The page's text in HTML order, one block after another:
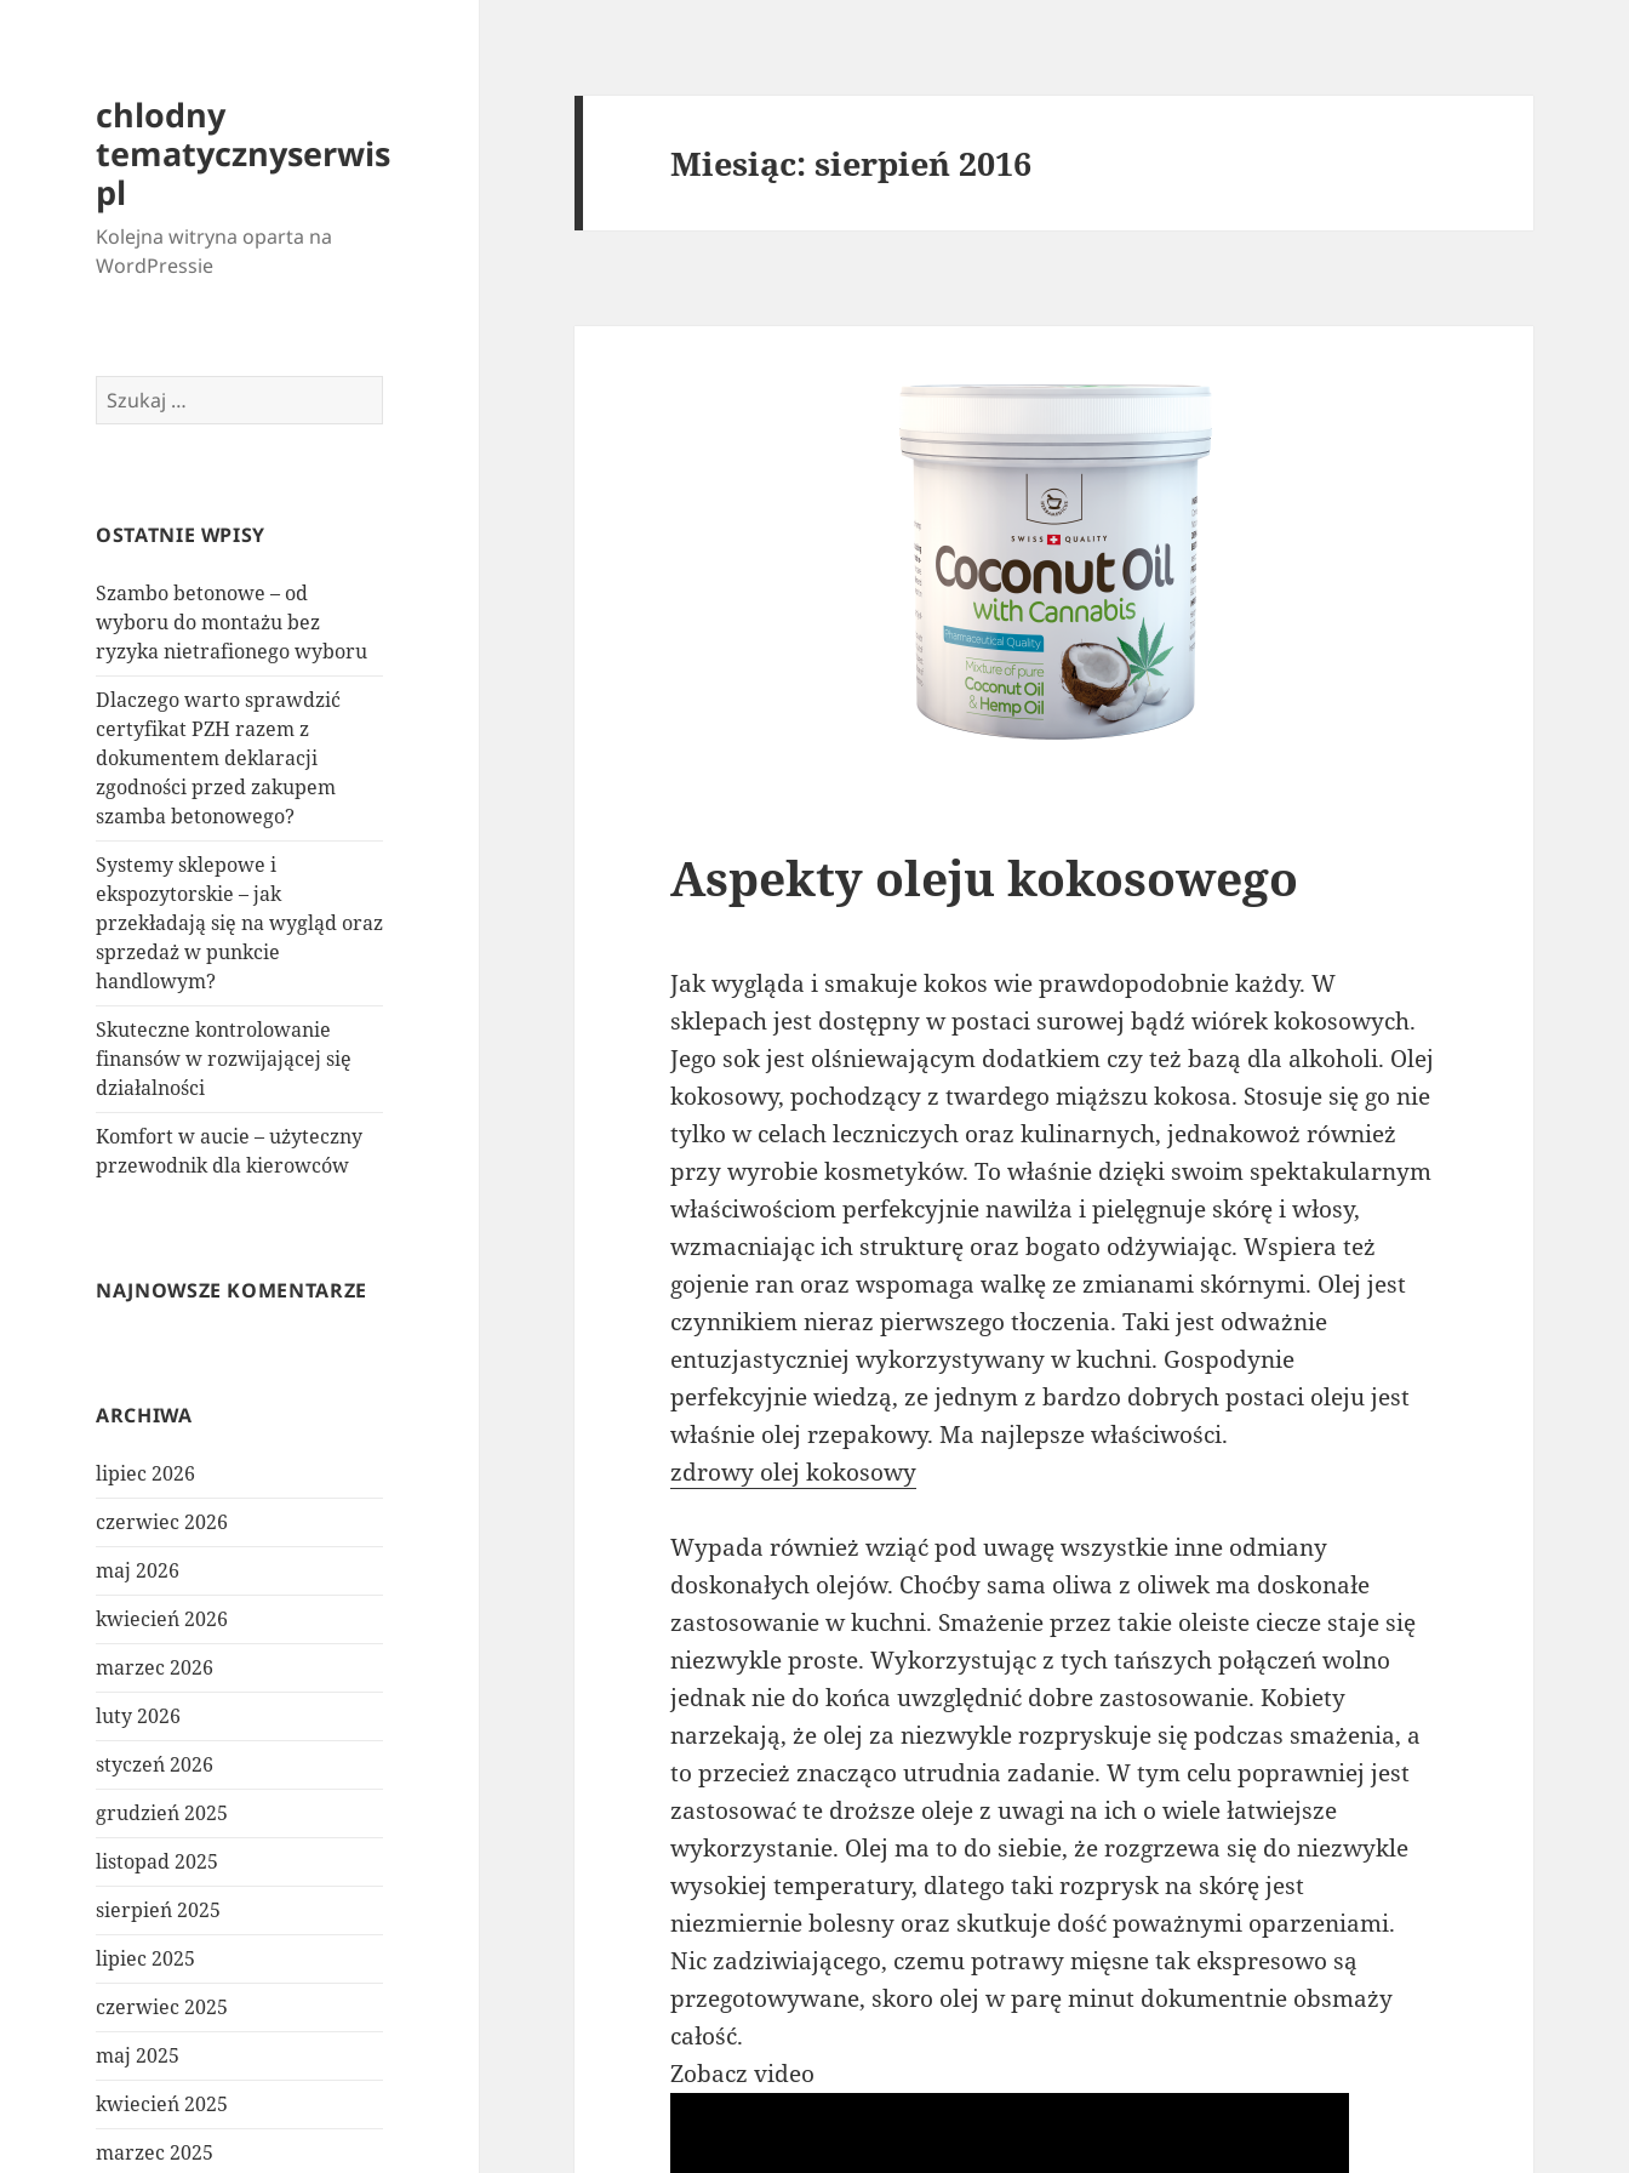
chlodny
tematycznyserwis
pl
Kolejna witryna oparta na
WordPressie
Szukaj:
OSTATNIE WPISY
Szambo betonowe – od
wyboru do montażu bez
ryzyka nietrafionego wyboru
Dlaczego warto sprawdzić
certyfikat PZH razem z
dokumentem deklaracji
zgodności przed zakupem
szamba betonowego?
Systemy sklepowe i
ekspozytorskie – jak
przekładają się na wygląd oraz
sprzedaż w punkcie
handlowym?
Skuteczne kontrolowanie
finansów w rozwijającej się
działalności
Komfort w aucie – użyteczny
przewodnik dla kierowców
NAJNOWSZE KOMENTARZE
ARCHIWA
lipiec 2026
czerwiec 2026
maj 2026
kwiecień 2026
marzec 2026
luty 2026
styczeń 2026
grudzień 2025
listopad 2025
sierpień 2025
lipiec 2025
czerwiec 2025
maj 2025
kwiecień 2025
marzec 2025
Miesiąc:sierpień 2016
Aspekty oleju kokosowego
Jak wygląda i smakuje kokos wie prawdopodobnie każdy. W
sklepach jest dostępny w postaci surowej bądź wiórek kokosowych.
Jego sok jest olśniewającym dodatkiem czy też bazą dla alkoholi. Olej
kokosowy, pochodzący z twardego miąższu kokosa. Stosuje się go nie
tylko w celach leczniczych oraz kulinarnych, jednakowoż również
przy wyrobie kosmetyków. To właśnie dzięki swoim spektakularnym
właściwościom perfekcyjnie nawilża i pielęgnuje skórę i włosy,
wzmacniając ich strukturę oraz bogato odżywiając. Wspiera też
gojenie ran oraz wspomaga walkę ze zmianami skórnymi. Olej jest
czynnikiem nieraz pierwszego tłoczenia. Taki jest odważnie
entuzjastyczniej wykorzystywany w kuchni. Gospodynie
perfekcyjnie wiedzą, ze jednym z bardzo dobrych postaci oleju jest
właśnie olej rzepakowy. Ma najlepsze właściwości.
zdrowy olej kokosowy
Wypada również wziąć pod uwagę wszystkie inne odmiany
doskonałych olejów. Choćby sama oliwa z oliwek ma doskonałe
zastosowanie w kuchni. Smażenie przez takie oleiste ciecze staje się
niezwykle proste. Wykorzystując z tych tańszych połączeń wolno
jednak nie do końca uwzględnić dobre zastosowanie. Kobiety
narzekają, że olej za niezwykle rozpryskuje się podczas smażenia, a
to przecież znacząco utrudnia zadanie. W tym celu poprawniej jest
zastosować te droższe oleje z uwagi na ich o wiele łatwiejsze
wykorzystanie. Olej ma to do siebie, że rozgrzewa się do niezwykle
wysokiej temperatury, dlatego taki rozprysk na skórę jest
niezmiernie bolesny oraz skutkuje dość poważnymi oparzeniami.
Nic zadziwiającego, czemu potrawy mięsne tak ekspresowo są
przegotowywane, skoro olej w parę minut dokumentnie obsmaży
całość.
Zobacz video